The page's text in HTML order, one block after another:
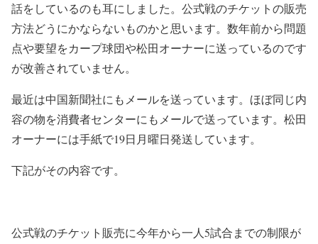
話をしているのも耳にしました。公式戦のチケットの販売
方法どうにかならないものかと思います。数年前から問題
点や要望をカープ球団や松田オーナーに送っているのです
が改善されていません。
最近は中国新聞社にもメールを送っています。ほぼ同じ内
容の物を消費者センターにもメールで送っています。松田
オーナーには手紙で19日月曜日発送しています。
下記がその内容です。
公式戦のチケット販売に今年から一人5試合までの制限が